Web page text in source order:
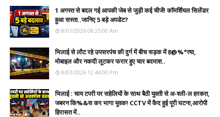
1 अगस्त से बदल गई आपकी जेब से जुड़ी कई चीजें! कॉमर्शियल सिलेंडर
हुआ सस्ता..जानिए 5 बड़े अपडेट?
8/01/2026 08:25:00 Am
भिलाई से लौट रहे उपसरपंच की दुर्ग में बीच सड़क में ह@%*त्या,
मोबाइल और नकदी लूटकर फरार हुए चार बदमाश..
8/03/2026 12:44:00 Pm
भिलाई : चाय टपरी पर सहेलियों के साथ बैठी युवती से अ-श्ली-ल हरकत,
जबरन कि%&स कर भागा युवक! CCTV में कैद हुई पूरी घटना,आरोपी
हिरासत में..